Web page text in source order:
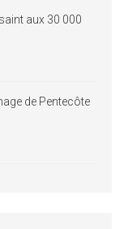
aux 30 000
de Pentecôte